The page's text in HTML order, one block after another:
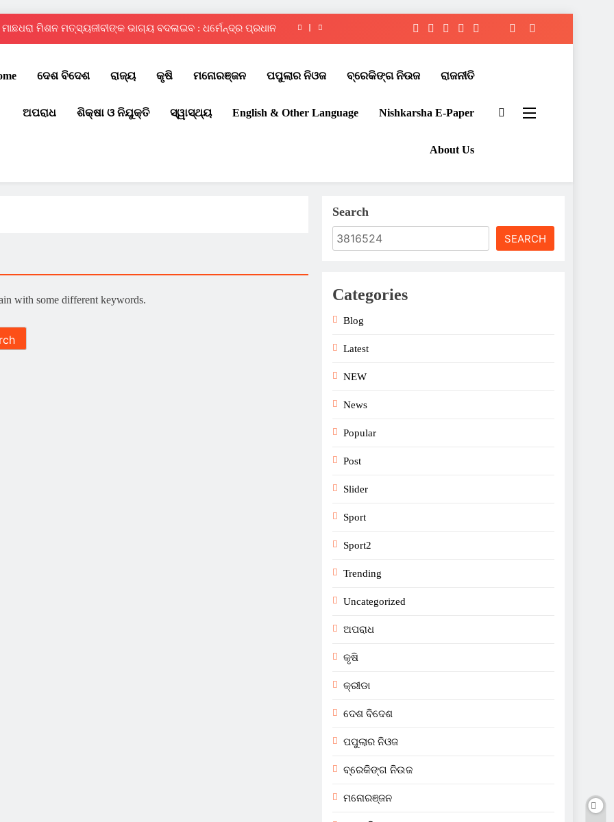
ମିଶନ ମତ୍ସ୍ୟଜୀବୀଙ୍କ ଭାଗ୍ୟ ବଦଳାଇବ : ଧର୍ମେନ୍ଦ୍ର ପ୍ରଧାନ
ଚୌଦ୍ୱାର ଆମ୍ବିସନ କ୍ଲବରେ ମେଗା ରକ୍ତଦାନ ଶିବିର
ପବିତ୍ର ବାହୁଡ଼ା ଯାତ୍ରା: ଜନ୍ମବେଦୀରୁ ରତ୍ନବେଦୀକୁ ବାହୁଡ଼ିଲେ ମହାବାହୁ
ଦେଶ ବିଦେଶ ରାଜ୍ୟ କୃଷି ମନୋରଞ୍ଜନ ପପୁଲାର ନିଓଜ ବ୍ରେକିଙ୍ଗ ନିଉଜ ରାଜନୀତି
ଅପରାଧ ଶିକ୍ଷା ଓ ନିଯୁକ୍ତି ସ୍ୱାସ୍ଥ୍ୟ English & Other Language Nishkarsha E-Paper​
About Us
with some different keywords.
Search
SEARCH
Categories
Blog
Latest
NEW
News
Popular
Post
Slider
Sport
Sport2
Trending
Uncategorized
ଅପରାଧ
କୃଷି
କ୍ରୀଡା
ଦେଶ ବିଦେଶ
ପପୁଲାର ନିଓଜ
ବ୍ରେକିଙ୍ଗ ନିଉଜ
ମନୋରଞ୍ଜନ